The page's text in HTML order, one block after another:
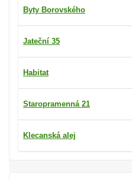
Byty Borovského
Jateční 35
Habitat
Staropramenná 21
Klecanská alej